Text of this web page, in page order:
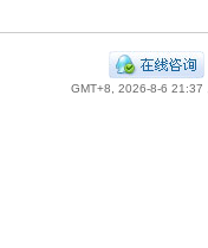
GMT+8, 2026-8-6 21:37